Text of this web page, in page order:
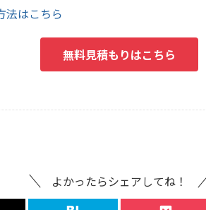
法はこちら
無料見積もりはこちら
よかったらシェアしてね！